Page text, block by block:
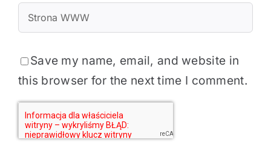
Save my name, email, and website in
this browser for the next time I comment.